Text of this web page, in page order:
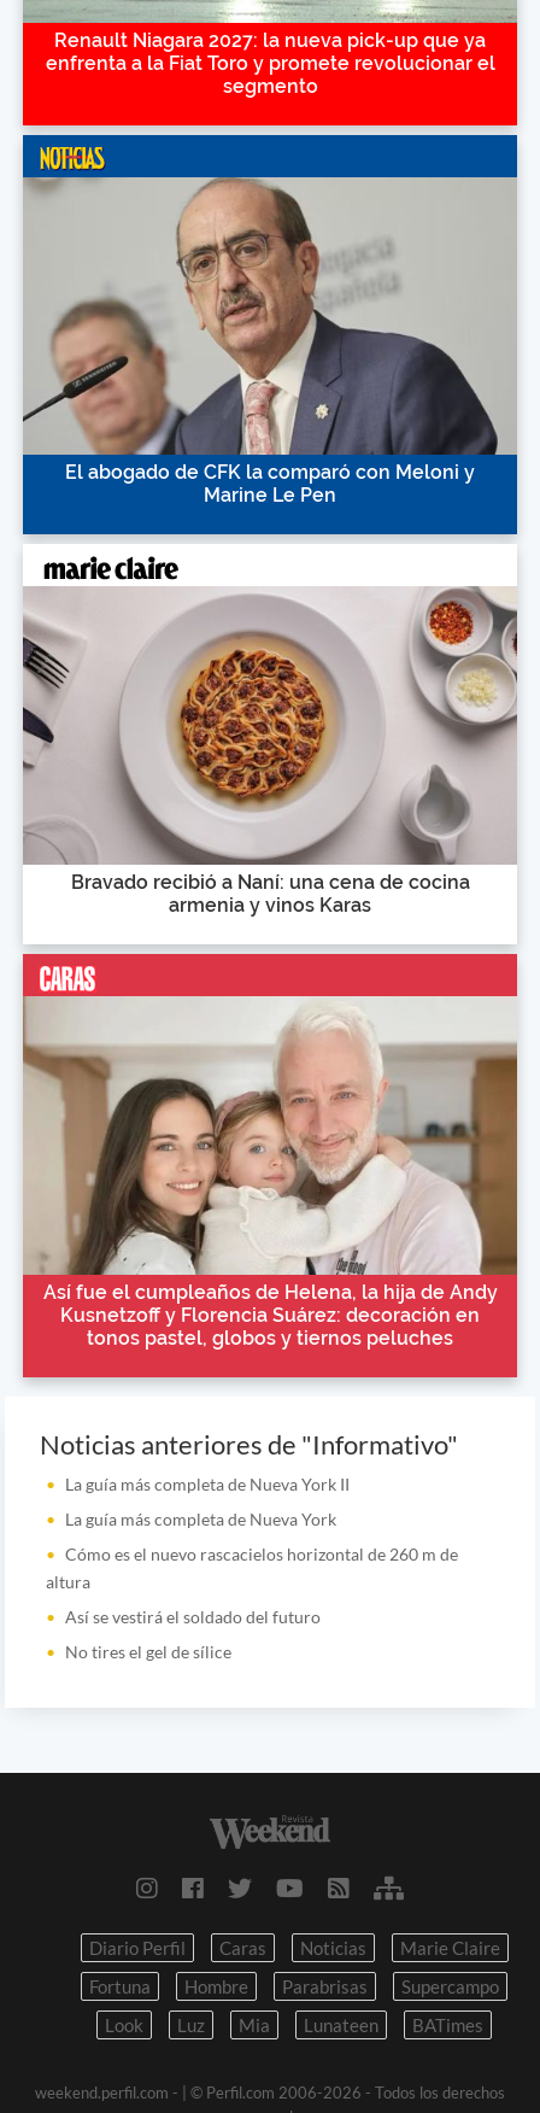
Renault Niagara 2027: la nueva pick-up que ya
enfrenta a la Fiat Toro y promete revolucionar el
segmento
El abogado de CFK la comparó con Meloni y
Marine Le Pen
Bravado recibió a Naní: una cena de cocina
armenia y vinos Karas
Así fue el cumpleaños de Helena, la hija de Andy
Kusnetzoff y Florencia Suárez: decoración en
tonos pastel, globos y tiernos peluches
Noticias anteriores de "Informativo"
La guía más completa de Nueva York II
La guía más completa de Nueva York
Cómo es el nuevo rascacielos horizontal de 260 m de
altura
Así se vestirá el soldado del futuro
No tires el gel de sílice
Diario Perfil Caras Noticias
Marie Claire
Fortuna
Hombre Parabrisas
Supercampo
Look
Luz Mia Lunateen BATimes
weekend.perfil.com -
| © Perfil.com 2006-2026 - Todos los derechos